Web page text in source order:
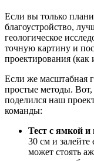
Если вы только
благоустройство,
геологическое
точную картину и
проектирования
Если же масштабная
простые методы.
поделился наш
команды:
Тест с ямкой и
30 см и залейте
может стоять